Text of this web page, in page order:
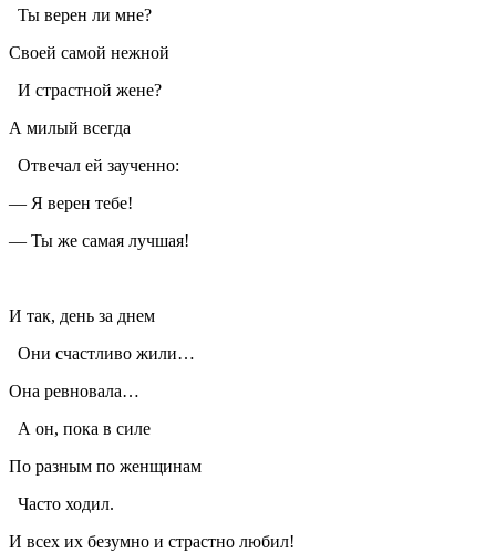
Ты верен ли мне?
Своей самой нежной
И страстной жене?
А милый всегда
Отвечал ей заученно:
— Я верен тебе!
— Ты же самая лучшая!
И так, день за днем
Они счастливо жили…
Она ревновала…
А он, пока в силе
По разным по женщинам
Часто ходил.
И всех их безумно и страстно любил!